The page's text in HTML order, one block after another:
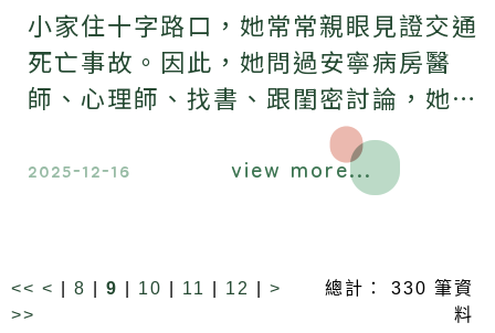
小家住十字路口，她常常親眼見證交通
死亡事故。因此，她問過安寧病房醫
師、心理師、找書、跟閨密討論，她的
結論是，「我要的善終，就是活得有意
義而離世，」
2025-12-16 view more...
<< < 8 9 10 11 12
>
>>
總計： 330 筆資
料